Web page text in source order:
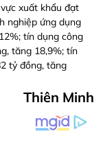
xuất khẩu đạt
nghiệp ứng dụng
tín dụng công
tăng 18,9%; tín
tỷ đồng, tăng
Thiên Minh